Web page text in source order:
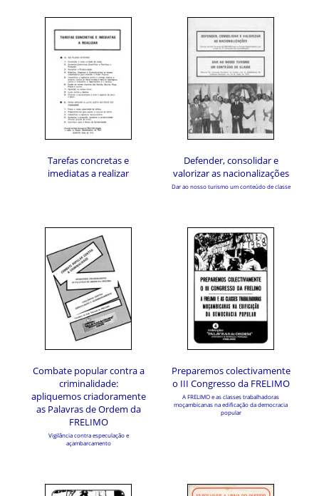
Tarefas concretas e
imediatas a realizar
Defender, consolidar e
valorizar as nacionalizações
Dar ao nosso turismo um conteúdo de classe
Combate popular contra a
criminalidade:
apliquemos criadoramente
as Palavras de Ordem da
FRELIMO
Vigilância contra especulação e
açambarcamento
Preparemos colectivamente
o III Congresso da FRELIMO
A FRELIMO e as classes trabalhadoras
moçambicanas na edificação da democracia
popular